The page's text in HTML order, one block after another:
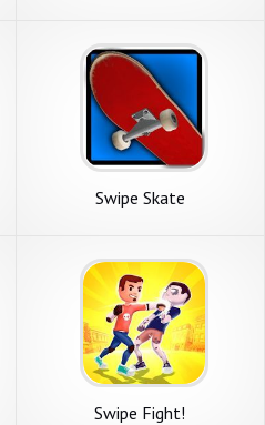
Swipe Skate
Swipe Fight!